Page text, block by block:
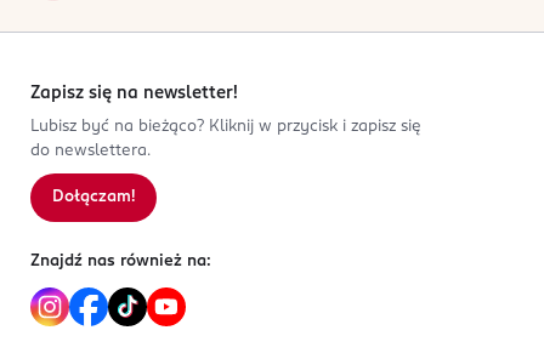
Zapisz się na newsletter!
Lubisz być na bieżąco? Kliknij w przycisk i zapisz się
do newslettera.
Dołączam!
Znajdź nas również na: